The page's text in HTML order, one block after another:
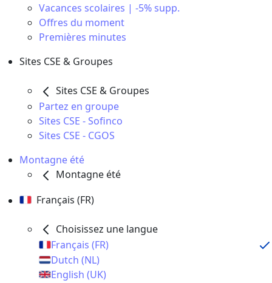
Vacances scolaires | -5% supp.
Offres du moment
Premières minutes
Sites CSE & Groupes
Sites CSE & Groupes
Partez en groupe
Sites CSE - Sofinco
Sites CSE - CGOS
Montagne été
Montagne été
Français (FR)
Choisissez une langue
Français (FR)
Dutch (NL)
English (UK)